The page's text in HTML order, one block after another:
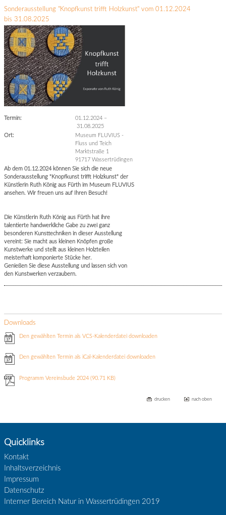
Sonderausstellung "Knopfkunst trifft Holzkunst" vom 01.12.2024
bis 31.08.2025
Termin: 01.12.2024 –
31.08.2025
Ort:
Museum FLUVIUS -
Fluss und Teich
Marktstraße 1
91717 Wassertrüdingen
Ab dem 01.12.2024 können Sie sich die neue
Sonderausstellung "Knopfkunst trifft Holzkunst" der
Künstlerin Ruth König aus Fürth im Museum FLUVIUS
ansehen. Wir freuen uns auf Ihren Besuch!
Die Künstlerin Ruth König aus Fürth hat ihre
talentierte handwerkliche Gabe zu zwei ganz
besonderen Kunsttechniken in dieser Ausstellung
vereint: Sie macht aus kleinen Knöpfen große
Kunstwerke und stellt aus kleinen Holzteilen
meisterhaft komponierte Stücke her.
Genießen Sie diese Ausstellung und lassen sich von
den Kunstwerken verzaubern.
Downloads
Den gewählten Termin als VCS-Kalenderdatei downloaden
Den gewählten Termin als iCal-Kalenderdatei downloaden
Programm Vereinsbude 2024(90.71 KB)
drucken nach oben
Quicklinks
Kontakt
Inhaltsverzeichnis
Impressum
Datenschutz
Interner Bereich Natur in Wassertrüdingen 2019